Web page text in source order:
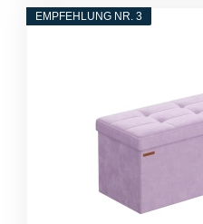
EMPFEHLUNG NR. 3